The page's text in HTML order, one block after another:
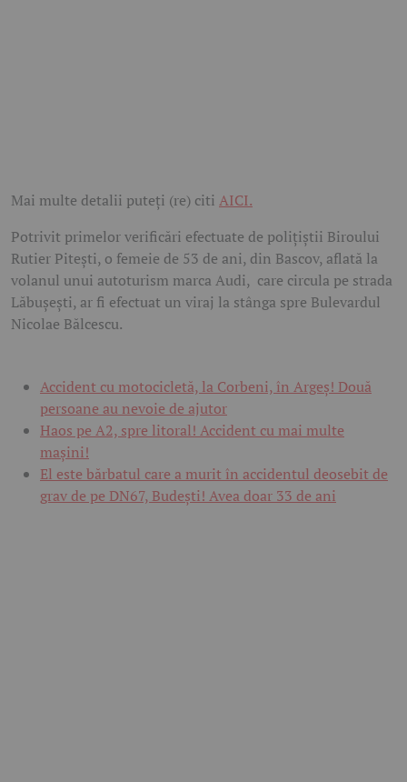
Mai multe detalii puteți (re) citi AICI.
Potrivit primelor verificări efectuate de polițiștii Biroului
Rutier Pitești, o femeie de 53 de ani, din Bascov, aflată la
volanul unui autoturism marca Audi, care circula pe strada
Lăbușești, ar fi efectuat un viraj la stânga spre Bulevardul
Nicolae Bălcescu.
Accident cu motocicletă, la Corbeni, în Argeș! Două
persoane au nevoie de ajutor
Haos pe A2, spre litoral! Accident cu mai multe
mașini!
El este bărbatul care a murit în accidentul deosebit de
grav de pe DN67, Budești! Avea doar 33 de ani